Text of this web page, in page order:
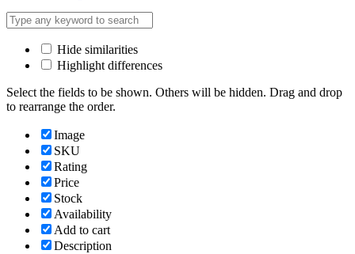
Hide similarities
Highlight differences
Select the fields to be shown. Others will be hidden. Drag and drop
to rearrange the order.
Image
SKU
Rating
Price
Stock
Availability
Add to cart
Description